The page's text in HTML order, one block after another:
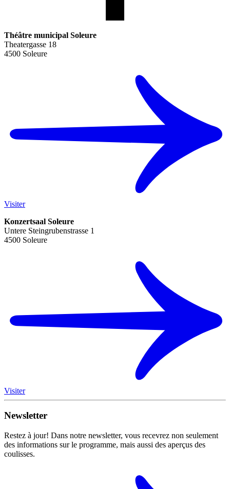
Théâtre municipal Soleure
Theatergasse 18
4500 Soleure
Visiter
Konzertsaal Soleure
Untere Steingrubenstrasse 1
4500 Soleure
Visiter
Newsletter
Restez à jour! Dans notre newsletter, vous recevrez non seulement
des informations sur le programme, mais aussi des aperçus des
coulisses.